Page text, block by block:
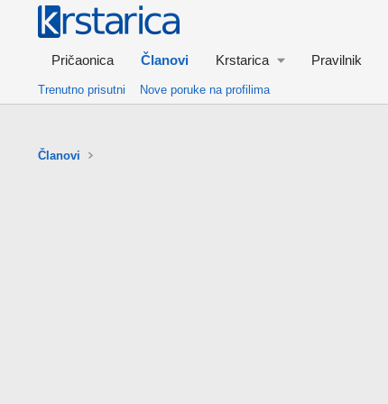
Pričaonica Članovi Krstarica Pravilnik
Trenutno prisutni Nove poruke na profilima
Članovi